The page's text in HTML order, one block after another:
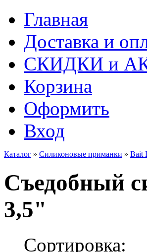
Главная
Доставка и
СКИДКИ и
Корзина
Оформить
Вход
Каталог » Силиконовые приманки » Bait
Съедобный
3,5"
Сортировка: